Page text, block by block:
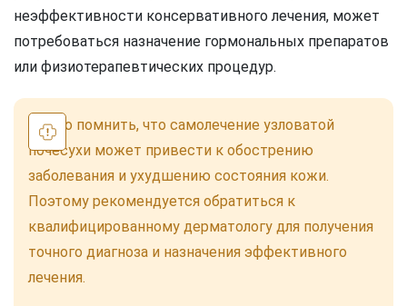
неэффективности консервативного лечения, может
потребоваться назначение гормональных препаратов
или физиотерапевтических процедур.
Важно помнить, что самолечение узловатой
почесухи может привести к обострению
заболевания и ухудшению состояния кожи.
Поэтому рекомендуется обратиться к
квалифицированному дерматологу для получения
точного диагноза и назначения эффективного
лечения.